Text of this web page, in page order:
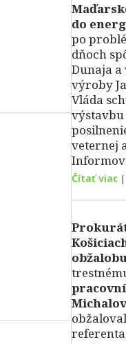
do
po
dňoch
Dunaja a
výroby
Vláda
veternej
Čítať viac |